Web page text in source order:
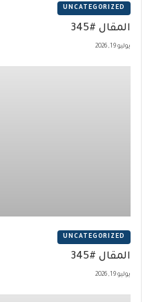
UNCATEGORIZED
المقال #345
يوليو 19, 2026
UNCATEGORIZED
المقال #345
يوليو 19, 2026